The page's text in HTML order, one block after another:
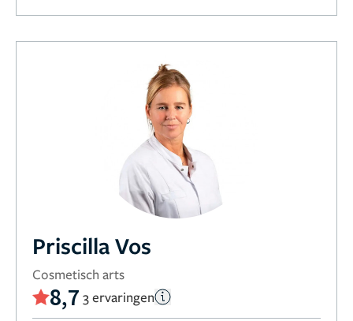
Priscilla Vos
Cosmetisch arts
8,7 3 ervaringen